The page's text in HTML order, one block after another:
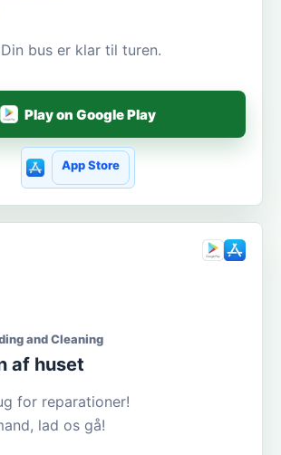
bus er klar til turen.
Play on Google Play
App Store
and Cleaning
af huset
for reparationer!
lad os gå!